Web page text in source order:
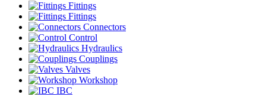
Fittings
Fittings
Connectors
Control
Hydraulics
Couplings
Valves
Workshop
IBC